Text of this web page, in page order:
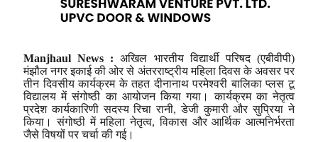
Manjhaul News :अखिल भारतीय विद्यार्थी परिषद (एबीवीपी)
मंझौल नगर इकाई की ओर से अंतरराष्ट्रीय महिला दिवस के अवसर पर
तीन दिवसीय कार्यक्रम के तहत दीनानाथ परमेश्वरी बालिका प्लस टू
विद्यालय में संगोष्ठी का आयोजन किया गया। कार्यक्रम का नेतृत्व
प्रदेश कार्यकारिणी सदस्य रिचा रानी, डेजी कुमारी और सुप्रिया ने
किया। संगोष्ठी में महिला नेतृत्व, विकास और आर्थिक आत्मनिर्भरता
जैसे विषयों पर चर्चा की गई।